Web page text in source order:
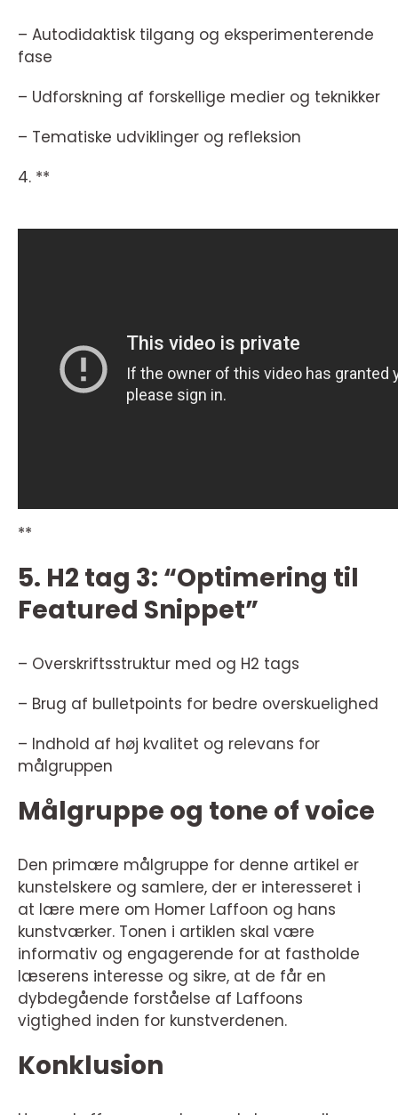
– Autodidaktisk tilgang og eksperimenterende
fase
– Udforskning af forskellige medier og teknikker
– Tematiske udviklinger og refleksion
4. **
**
5. H2 tag 3: “Optimering til
Featured Snippet”
– Overskriftsstruktur med og H2 tags
– Brug af bulletpoints for bedre overskuelighed
– Indhold af høj kvalitet og relevans for
målgruppen
Målgruppe og tone of voice
Den primære målgruppe for denne artikel er
kunstelskere og samlere, der er interesseret i
at lære mere om Homer Laffoon og hans
kunstværker. Tonen i artiklen skal være
informativ og engagerende for at fastholde
læserens interesse og sikre, at de får en
dybdegående forståelse af Laffoons
vigtighed inden for kunstverdenen.
Konklusion